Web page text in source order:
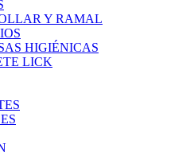
Y RAMAL
HIGIÉNICAS
LICK